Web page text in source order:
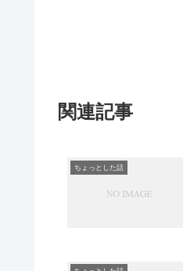
関連記事
ちょっとした話